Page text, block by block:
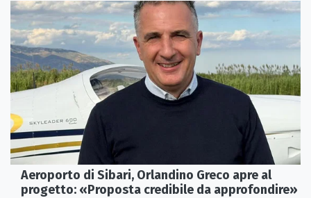
Aeroporto di Sibari, Orlandino Greco apre al
progetto: «Proposta credibile da approfondire»